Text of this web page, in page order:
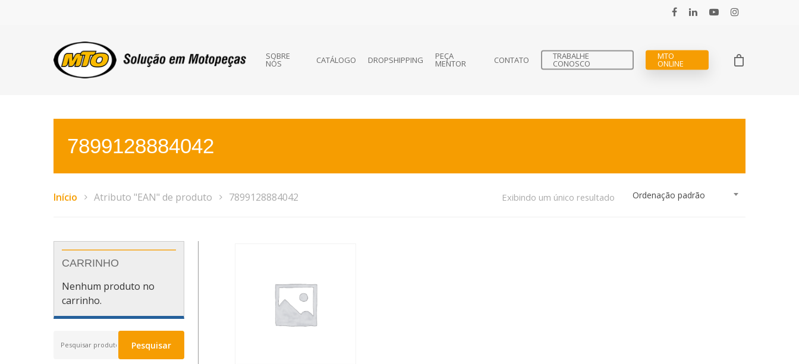
SOBRE
NÓS CATÁLOGO DROPSHIPPING PEÇA
MENTOR CONTATO TRABALHE
CONOSCO
MTO
ONLINE
7899128884042
Ordenação padrão
Exibindo um único resultado
Início Atributo "EAN" de produto 7899128884042
CARRINHO
Nenhum produto no
carrinho.
por:
Pesquisar